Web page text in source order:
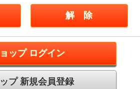
ップ ログイン
プ 新規会員登録